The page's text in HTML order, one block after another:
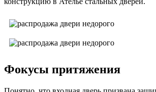
Фокусы притяжения